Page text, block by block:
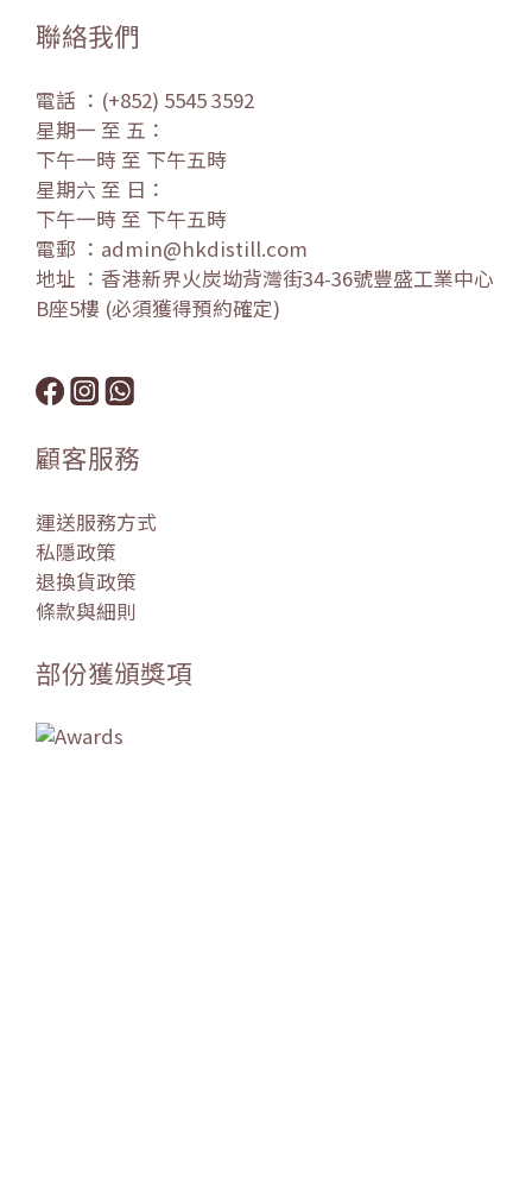
聯絡我們
電話 ：(+852) 5545 3592
星期一 至 五：
下午一時 至 下午五時
星期六 至 日：
下午一時 至 下午五時
電郵 ：admin@hkdistill.com
地址 ：香港新界火炭坳背灣街34-36號豐盛工業中心
B座5樓 (必須獲得預約確定)
顧客服務
運送服務方式
私隱政策
退換貨政策
條款與細則
部份獲頒獎項